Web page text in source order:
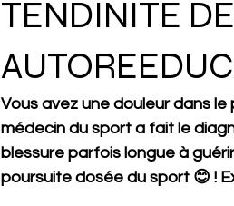
TENDINITE
Vous avez une douleur dans le
médecin du sport a fait le
blessure parfois longue à
poursuite dosée du sport 😊 !